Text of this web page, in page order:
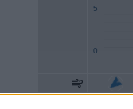
0
5